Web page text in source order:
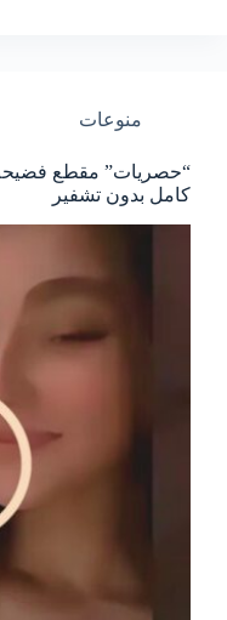
منوعات
كامل بدون تشفير